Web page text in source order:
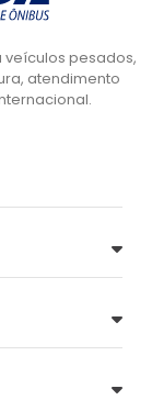
pesados,
atendimento